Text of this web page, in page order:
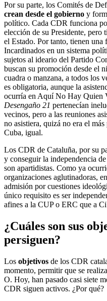
Por su parte, los Comités de
crean desde el gobierno y
político. Cada CDR funciona
elección de su Presidente, pero
el Estado. Por tanto, tienen una
Incardinados en un sistema
sujetos al ideario del Partido
buscan su promoción desde el
cuadra o manzana, a todos los
es obligatoria, aunque la
ocurría en Aquí No Hay Quien
Desengaño 21 pertenecían
vecinos, pero a las reuniones
no asistiera, quizá no era el
Cuba, igual.
Los CDR de Cataluña, por su
y conseguir la independencia
son apartidistas. Como ya
organizaciones aglutinadoras,
admisión por cuestiones
único requisito es ser
afines a la CUP o ERC que a
¿Cuáles son sus
persiguen?
Los objetivos de los CDR
momento, permitir que se
O. Hoy, han pasado casi siete
CDR siguen activos. ¿Por qué?